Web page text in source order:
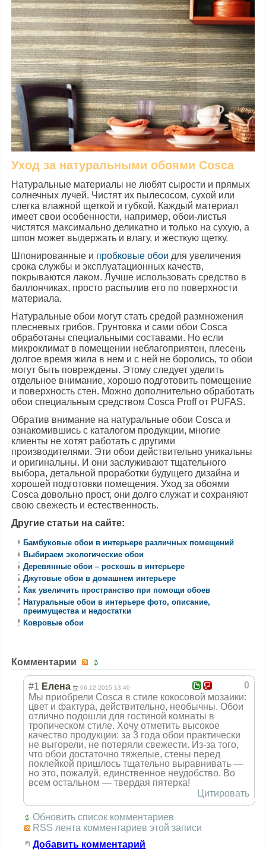
Уход за натуральными обоями Сosca
Натуральные материалы не любят сырости и прямых
солнечных лучей. Чистят их пылесосом, сухой или
слегка влажной щеткой и губкой. Каждый материал
имеет свои особенности, например, обои-листья
чистятся максимально деликатно и только на сухую, а
шпон может выдержать и влагу, и жесткую щетку.
Шпонированные и пробковые обои для увеличения
срока службы и эксплуатационных качеств,
покрываются лаком. Лучше использовать средство в
баллончиках, просто распылив его по поверхности
материала.
Натуральные обои могут стать средой размножения
плесневых грибов. Грунтовка и сами обои Сosca
обработаны специальными составами. Но если
микроклимат в помещении неблагоприятен, плесень
долгое время жила в нем и с ней не боролись, то обои
могут быть повреждены. Этому следует уделить
отдельное внимание, хорошо подготовить помещение
и поверхность стен. Можно дополнительно обработать
обои специальным средством Cosca Proff от PUFAS.
Обратив внимание на натуральные обои Сosca и
ознакомившись с каталогом продукции, многие
клиенты не хотят работать с другими
производителями. Эти обои действительно уникальны
и оригинальны. И они заслуживают тщательного
выбора, детальной проработки будущего дизайна и
хорошей подготовки помещения. Уход за обоями
Сosca довольно прост, они долго служат и сохраняют
свою свежесть и естественность.
Другие статьи на сайте:
Бамбуковые обои в интерьере различных помещений
Выбираем экологические обои
Деревянные обои – роскошь в интерьере
Джутовые обои в домашнем интерьере
Как увеличить пространство при помощи обоев
Натуральные обои в интерьере фото, описание,
преимущества и недостатки
Ковровые обои
Комментарии
0
#1 Елена 06.12.2015 13:40
Мы приобрели Cosca в стиле кокосовой мозаики:
цвет и фактура, действительно, необычны. Обои
отлично подошли для гостиной комнаты в
тропическом стиле. Хочу отметить высокое
качество продукции: за 3 года обои практически
не выгорели, не потеряли свежести. Из-за того,
что обои достаточно тяжелые, стены перед
поклейкой пришлось тщательно выравнивать —
но это, пожалуй, единственное неудобство. Во
всем остальном — твердая пятерка!
Цитировать
Обновить список комментариев
RSS лента комментариев этой записи
Добавить комментарий